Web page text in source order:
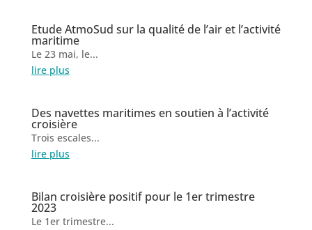
Etude AtmoSud sur la qualité de l’air et l’activité
maritime
Le 23 mai, le...
lire plus
Des navettes maritimes en soutien à l’activité
croisière
Trois escales...
lire plus
Bilan croisière positif pour le 1er trimestre
2023
Le 1er trimestre...